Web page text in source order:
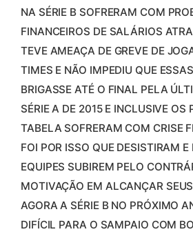
NA SÉRIE B SOFRERAM COM
FINANCEIROS DE SALÁRIOS
TEVE AMEAÇA DE GREVE DE
TIMES E NÃO IMPEDIU QUE
BRIGASSE ATÉ O FINAL PELA
SÉRIE A DE 2015 E INCLUSIVE OS
TABELA SOFRERAM COM CRISE
FOI POR ISSO QUE DESISTIRAM
EQUIPES SUBIREM PELO
MOTIVAÇÃO EM ALCANÇAR
AGORA A SÉRIE B NO PRÓXIMO
DIFÍCIL PARA O SAMPAIO COM